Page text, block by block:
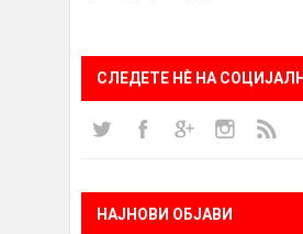
СЛЕДЕТЕ НÈ НА
НАЈНОВИ ОБЈАВИ